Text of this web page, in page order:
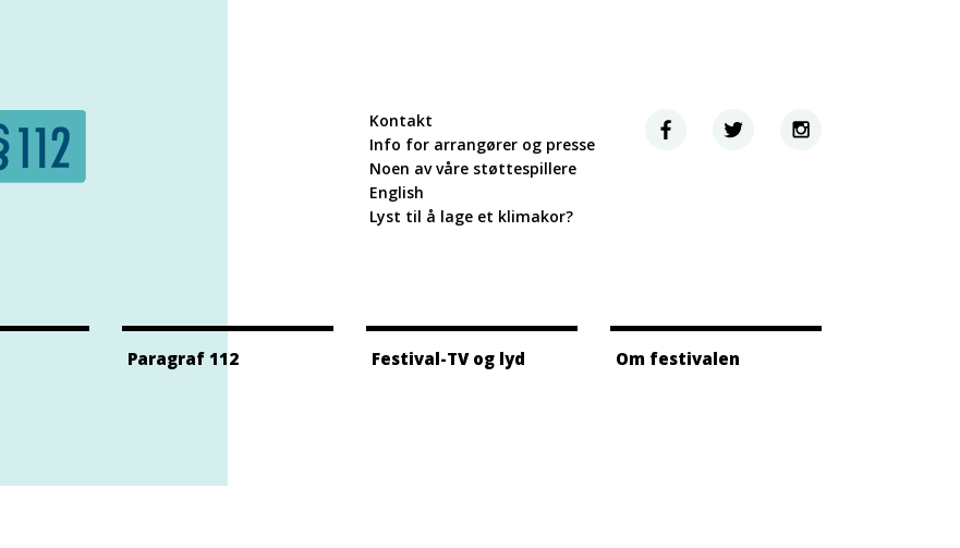
Kontakt
Info for arrangører og presse
Noen av våre støttespillere
English
Lyst til å lage et klimakor?
Paragraf 112 Festival-TV og lyd Om festivalen